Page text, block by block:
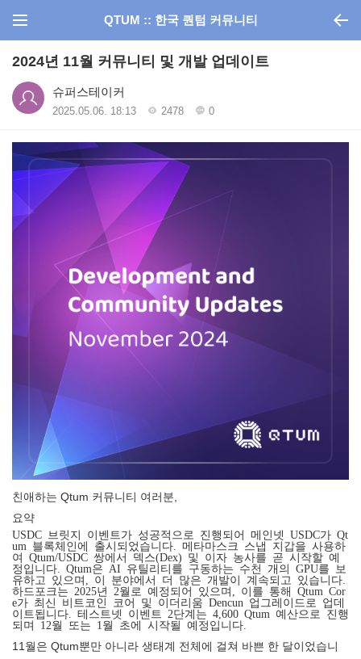
QTUM :: 한국 퀀텀 커뮤니티
2024년 11월 커뮤니티 및 개발 업데이트
슈퍼스테이커
2025.05.06. 18:13 2478 0
친애하는 Qtum 커뮤니티 여러분,
요약
USDC 브릿지 이벤트가 성공적으로 진행되어 메인넷 USDC가 Qt
um 블록체인에 출시되었습니다. 메타마스크 스냅 지갑을 사용하
여 Qtum/USDC 쌍에서 덱스(Dex) 및 이자 농사를 곧 시작할 예
정입니다. Qtum은 AI 유틸리티를 구동하는 수천 개의 GPU를 보
유하고 있으며, 이 분야에서 더 많은 개발이 계속되고 있습니다.
하드포크는 2025년 2월로 예정되어 있으며, 이를 통해 Qtum Cor
e가 최신 비트코인 ​​코어 및 이더리움 Dencun 업그레이드로 업데
이트됩니다. 테스트넷 이벤트 2단계는 4,600 Qtum 예산으로 진행
되며 12월 또는 1월 초에 시작될 예정입니다.
11월은 Qtum뿐만 아니라 생태계 전체에 걸쳐 바쁜 한 달이었습니